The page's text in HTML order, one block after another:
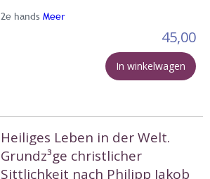
2e hands Meer
45,00
In winkelwagen
Heiliges Leben in der Welt.
Grundz³ge christlicher
Sittlichkeit nach Philipp Jakob